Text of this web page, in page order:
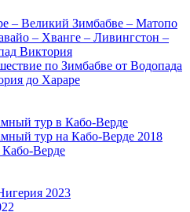
– Великий Зимбабве – Матопо
– Хванге – Ливингстон –
Виктория
по Зимбабве от Водопада
до Хараре
тур в Кабо-Верде
тур на Кабо-Верде 2018
Кабо-Верде
2023